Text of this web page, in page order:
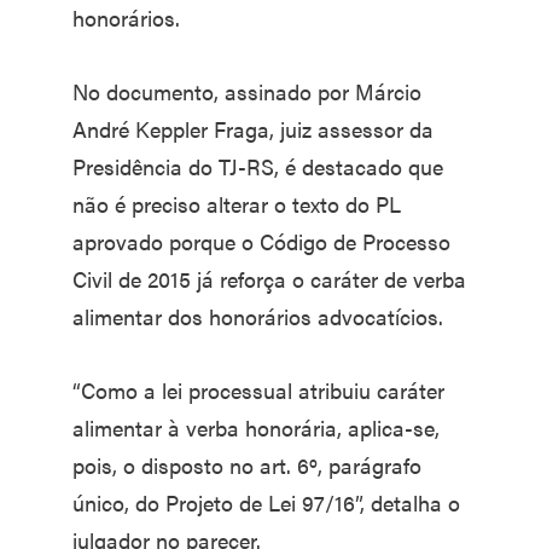
honorários.
No documento, assinado por Márcio
André Keppler Fraga, juiz assessor da
Presidência do TJ-RS, é destacado que
não é preciso alterar o texto do PL
aprovado porque o Código de Processo
Civil de 2015 já reforça o caráter de verba
alimentar dos honorários advocatícios.
“Como a lei processual atribuiu caráter
alimentar à verba honorária, aplica-se,
pois, o disposto no art. 6º, parágrafo
único, do Projeto de Lei 97/16”, detalha o
julgador no parecer.